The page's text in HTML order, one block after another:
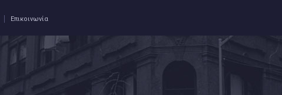
Επικοινωνία